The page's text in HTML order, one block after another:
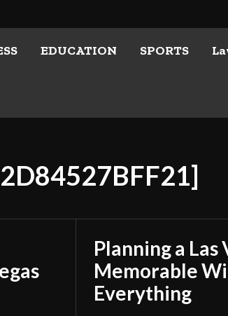
EDUCATION SPORTS
Planning a Las
Memorable
Everything